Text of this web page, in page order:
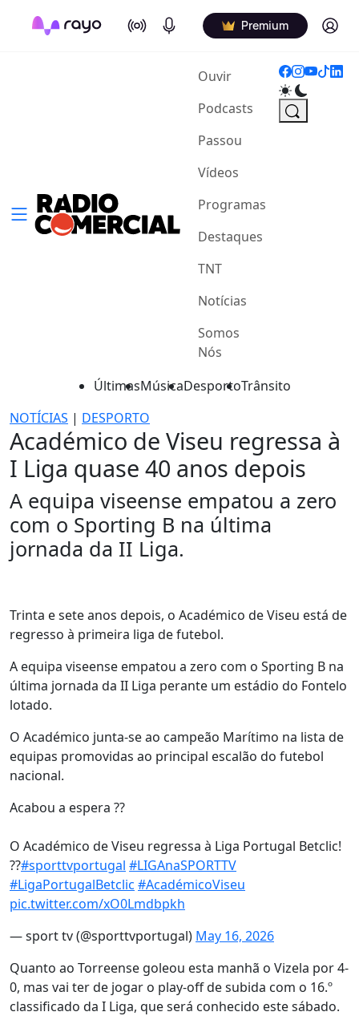
On Air Podcasts Premium Log in
Ouvir(current)
Podcasts
Passou
Vídeos
Programas
Destaques
TNT
Notícias
Somos
Nós
ÚltimasMúsicaDesportoTrânsito
NOTÍCIAS | DESPORTO
Académico de Viseu regressa à
I Liga quase 40 anos depois
A equipa viseense empatou a zero
com o Sporting B na última
jornada da II Liga.
Trinta e sete anos depois, o Académico de Viseu está de
regresso à primeira liga de futebol.
A equipa viseense empatou a zero com o Sporting B na
última jornada da II Liga perante um estádio do Fontelo
lotado.
O Académico junta-se ao campeão Marítimo na lista de
equipas promovidas ao principal escalão do futebol
nacional.
Acabou a espera ??
O Académico de Viseu regressa à Liga Portugal Betclic!
??#sporttvportugal #LIGAnaSPORTTV
#LigaPortugalBetclic #AcadémicoViseu
pic.twitter.com/xO0Lmdbpkh
— sport tv (@sporttvportugal) May 16, 2026
Quanto ao Torreense goleou esta manhã o Vizela por 4-
0, mas vai ter de jogar o play-off de subida com o 16.º
classificado da I Liga, que será conhecido este sábado.